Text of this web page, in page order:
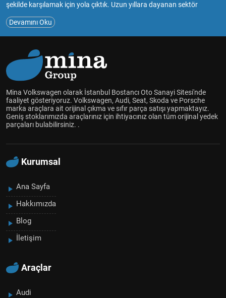
şekilde karşılamak için yola çıktık. Uzun yıllara dayanan sektör
deneyimimiz ve tutkumuzla, müşterilerimize güvenilir ve kaliteli
hizmet sunmayı amaçlıyoruz.Mina Volkswagen, çıkma ve sıfır yedek
parça satışıyla, araç sahiplerinin bakım ve onarım ihtiyaçlarını en
Volkswagen Audi Skoda Seat marka araçlar için çıkma ve sıfır
parçaları bulabilir, aracınızın performansını ve güvenliğini
artırabilirsiniz.Müşteri memnuniyetini her zaman ön planda tutarak,
uzman ekibimizle size en uygun çözümleri sunmak için çalışıyoruz.
Aracınızın her detayını düşünüyor, kaliteli yedek parçalarla sizlere
hizmet vermekten mutluluk duyuyoruz.
Mina Volkswagen olarak, araçlarınızın uzun ömürlü olması ve
yedek parçalara ulaşın!
Devamını Oku
Mina Volkswagen olarak İstanbul Bostancı Oto Sanayi Sitesi'nde
faaliyet gösteriyoruz. Volkswagen, Audi, Seat, Skoda ve Porsche
marka araçlara ait orijinal çıkma ve sıfır parça satışı yapmaktayız.
Geniş stoklarımızda araçlarınız için ihtiyacınız olan tüm orijinal yedek
parçaları bulabilirsiniz. .
Kurumsal
Ana Sayfa
Hakkımızda
Blog
İletişim
Araçlar
Audi